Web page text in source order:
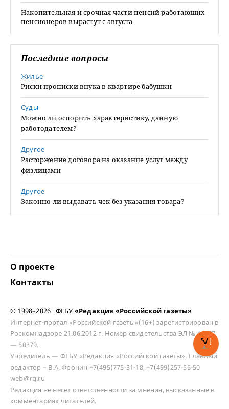
Накопительная и срочная части пенсий работающих
пенсионеров вырастут с августа
Последние вопросы
Жилье
Риски прописки внука в квартире бабушки
Суды
Можно ли оспорить характеристику, данную
работодателем?
Другое
Расторжение договора на оказание услуг между
физлицами
Другое
Законно ли выдавать чек без указания товара?
О проекте
Контакты
© 1998–2026 ФГБУ «Редакция «Российской газеты»
Интернет-портал «Российской газеты»(16+) зарегистрирован в
Роскомнадзоре 21.06.2012 г. Номер свидетельства ЭЛ № ФС 77
— 50379.
Учредитель — ФГБУ «Редакция «Российской газеты». Главный
редактор – В.А. Фронин +7(495)775-31-18, +7(499)257-56-50
web@rg.ru
Редакция не несет ответственности за мнения, высказанные в
комментариях читателей.